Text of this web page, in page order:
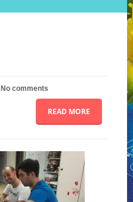
No comments
READ MORE